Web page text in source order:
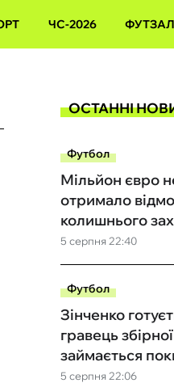
ЧС-2026 ФУТЗАЛ
ОСТАННІ
Футбол
5 серпня 22:40
Мільйон євро
отримало
колишнього
Футбол
5 серпня 22:06
Зінченко
гравець
займається